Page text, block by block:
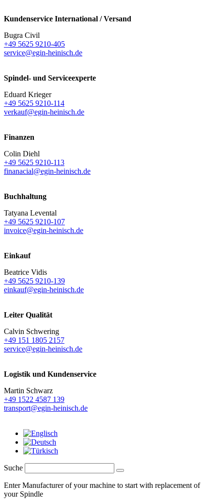
Kundenservice International / Versand
Bugra Civil
+49 5625 9210-405
service@egin-heinisch.de
Spindel- und Serviceexperte
Eduard Krieger
+49 5625 9210-114
verkauf@egin-heinisch.de
Finanzen
Colin Diehl
+49 5625 9210-113
finanacial@egin-heinisch.de
Buchhaltung
Tatyana Levental
+49 5625 9210-107
invoice@egin-heinisch.de
Einkauf
Beatrice Vidis
+49 5625 9210-139
einkauf@egin-heinisch.de
Leiter Qualität
Calvin Schwering
+49 151 1805 2157
service@egin-heinisch.de
Logistik und Kundenservice
Martin Schwarz
+49 1522 4587 139
transport@egin-heinisch.de
Suche
Enter Manufacturer of your machine to start with replacement of
your Spindle